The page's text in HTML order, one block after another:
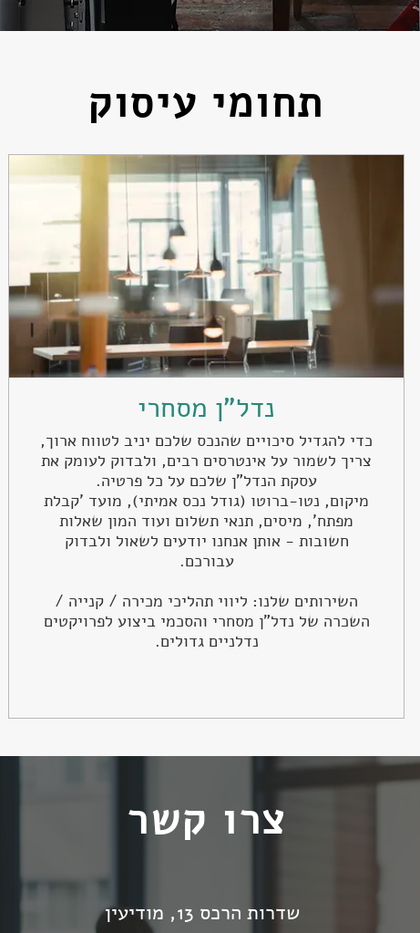
תחומי עיסוק
נדל"ן מסחרי
כדי להגדיל סיכויים שהנכס שלכם יניב לטווח ארוך,
צריך לשמור על אינטרסים רבים, ולבדוק לעומק את
עסקת הנדל"ן שלכם על כל פרטיה.
מיקום, נטו-ברוטו (גודל נכס אמיתי), מועד 'קבלת
מפתח', מיסים, תנאי תשלום ועוד המון שאלות
חשובות - אותן אנחנו יודעים לשאול ולבדוק
עבורכם.
השירותים שלנו: ליווי תהליכי מכירה / קנייה /
השכרה של נדל"ן מסחרי והסכמי ביצוע לפרויקטים
נדלניים גדולים.
צרו קשר
שדרות הרכס 13, מודיעין